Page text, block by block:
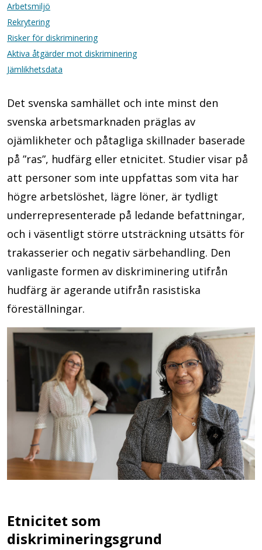
Arbetsmiljö
Rekrytering
Risker för diskriminering
Aktiva åtgärder mot diskriminering
Jämlikhetsdata
Det svenska samhället och inte minst den
svenska arbetsmarknaden präglas av
ojämlikheter och påtagliga skillnader baserade
på ”ras”, hudfärg eller etnicitet. Studier visar på
att personer som inte uppfattas som vita har
högre arbetslöshet, lägre löner, är tydligt
underrepresenterade på ledande befattningar,
och i väsentligt större utsträckning utsätts för
trakasserier och negativ särbehandling. Den
vanligaste formen av diskriminering utifrån
hudfärg är agerande utifrån rasistiska
föreställningar.
Etnicitet som
diskrimineringsgrund